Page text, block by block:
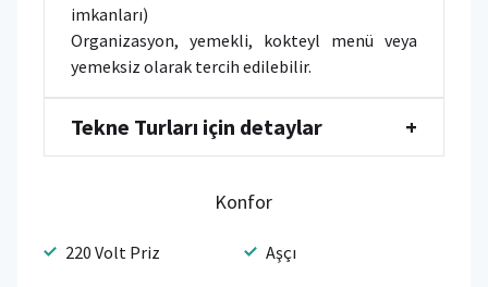
imkanları)
Organizasyon, yemekli, kokteyl menü veya
yemeksiz olarak tercih edilebilir.
Tekne Turları için detaylar +
Konfor
220 Volt Priz Aşçı